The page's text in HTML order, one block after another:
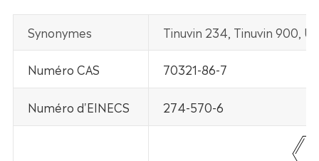
Synonymes Tinuvin 234, Tinuvin 900,
Numéro CAS 70321-86-7
Numéro d'EINECS 274-570-6